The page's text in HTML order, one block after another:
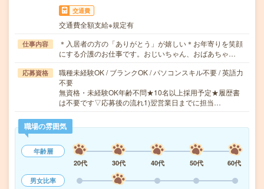
交通費
交通費全額支給※規定有
仕事内容
＊入居者の方の「ありがとう」が嬉しい＊お年寄りを笑顔
にする介護のお仕事です。おじいちゃん、おばあちゃ…
応募資格
職種未経験OK / ブランクOK / パソコンスキル不要 / 英語力
不要
無資格・未経験OK年齢不問★10名以上採用予定★履歴書
は不要です▽応募後の流れ1)翌営業日までに担当…
職場の雰囲気
年齢層
20代
30代 40代 50代
60代
男女比率